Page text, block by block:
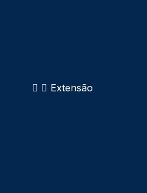
Extensão